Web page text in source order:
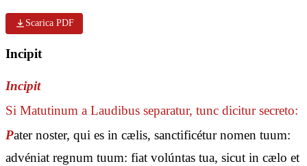
Scarica PDF
Incipit
Incipit
Si Matutinum a Laudibus separatur, tunc dicitur secreto:
Pater noster, qui es in cælis, sanctificétur nomen tuum:
advéniat regnum tuum: fiat volúntas tua, sicut in cælo et